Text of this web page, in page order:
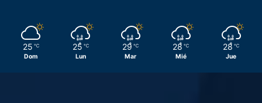
25 ℃
Dom
25 ℃
Lun
29 ℃
Mar
28 ℃
Mié
28 ℃
Jue